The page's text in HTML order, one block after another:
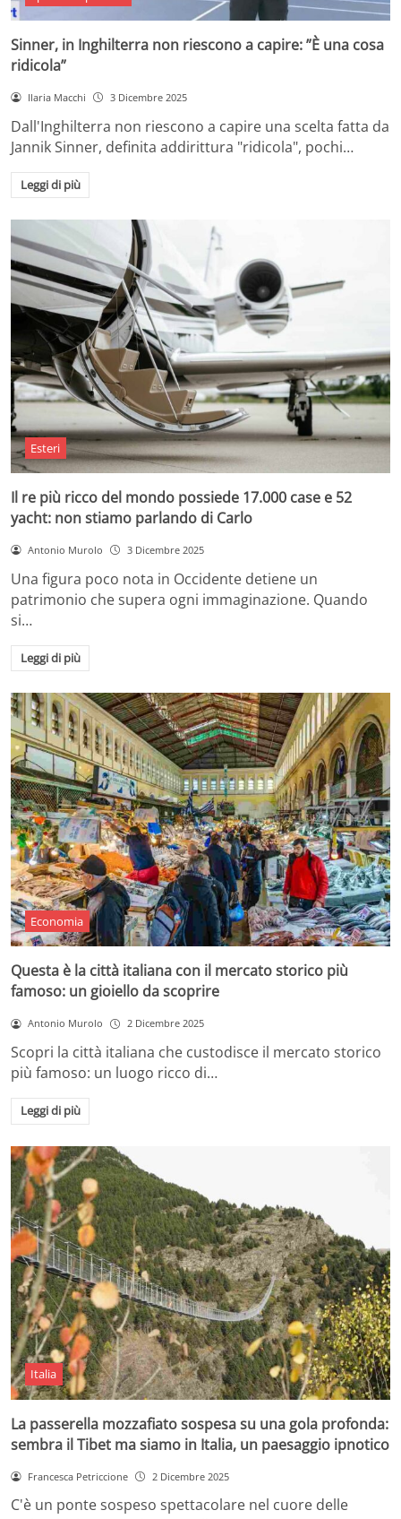
Sinner, in Inghilterra non riescono a capire: ”È una cosa
ridicola”
Ilaria Macchi 3 Dicembre 2025
Dall'Inghilterra non riescono a capire una scelta fatta da
Jannik Sinner, definita addirittura "ridicola", pochi…
Leggi di più
Esteri
Il re più ricco del mondo possiede 17.000 case e 52
yacht: non stiamo parlando di Carlo
Antonio Murolo 3 Dicembre 2025
Una figura poco nota in Occidente detiene un
patrimonio che supera ogni immaginazione. Quando
si…
Leggi di più
Economia
Questa è la città italiana con il mercato storico più
famoso: un gioiello da scoprire
Antonio Murolo 2 Dicembre 2025
Scopri la città italiana che custodisce il mercato storico
più famoso: un luogo ricco di…
Leggi di più
Italia
La passerella mozzafiato sospesa su una gola profonda:
sembra il Tibet ma siamo in Italia, un paesaggio ipnotico
Francesca Petriccione 2 Dicembre 2025
C'è un ponte sospeso spettacolare nel cuore delle